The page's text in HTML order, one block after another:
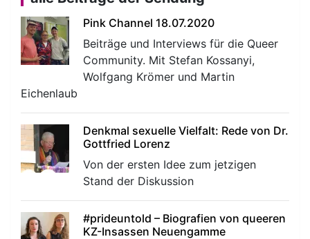
Pink Channel 18.07.2020
Beiträge und Interviews für die Queer
Community. Mit Stefan Kossanyi,
Wolfgang Krömer und Martin
Eichenlaub
Denkmal sexuelle Vielfalt: Rede von Dr.
Gottfried Lorenz
Von der ersten Idee zum jetzigen
Stand der Diskussion
#prideuntold – Biografien von queeren
KZ-Insassen Neuengamme